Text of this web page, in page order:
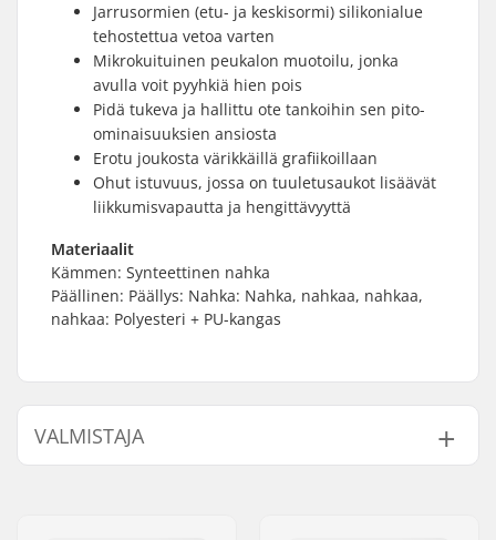
Jarrusormien (etu- ja keskisormi) silikonialue
tehostettua vetoa varten
Mikrokuituinen peukalon muotoilu, jonka
avulla voit pyyhkiä hien pois
Pidä tukeva ja hallittu ote tankoihin sen pito-
ominaisuuksien ansiosta
Erotu joukosta värikkäillä grafiikoillaan
Ohut istuvuus, jossa on tuuletusaukot lisäävät
liikkumisvapautta ja hengittävyyttä
Materiaalit
Kämmen: Synteettinen nahka
Päällinen: Päällys: Nahka: Nahka, nahkaa, nahkaa,
nahkaa: Polyesteri + PU-kangas
VALMISTAJA